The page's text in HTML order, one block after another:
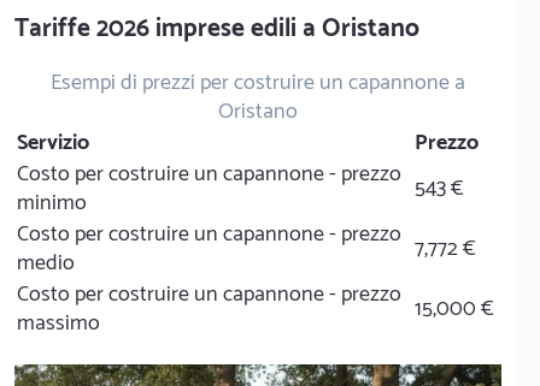
Tariffe 2026 imprese edili a Oristano
Esempi di prezzi per costruire un capannone a
Oristano
Servizio
Prezzo
Costo per costruire un capannone - prezzo
minimo
543 €
Costo per costruire un capannone - prezzo
medio
7,772 €
Costo per costruire un capannone - prezzo
massimo
15,000 €